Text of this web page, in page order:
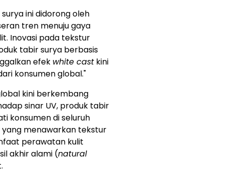
ini didorong oleh
tren menuju gaya
Inovasi pada tekstur
tabir surya berbasis
efek white cast kini
konsumen global."
kini berkembang
sinar UV, produk tabir
konsumen di seluruh
yang menawarkan tekstur
perawatan kulit
akhir alami (natural